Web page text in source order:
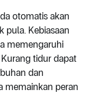
otomatis akan
pula. Kebiasaan
memengaruhi
tidur dapat
dan
memainkan peran